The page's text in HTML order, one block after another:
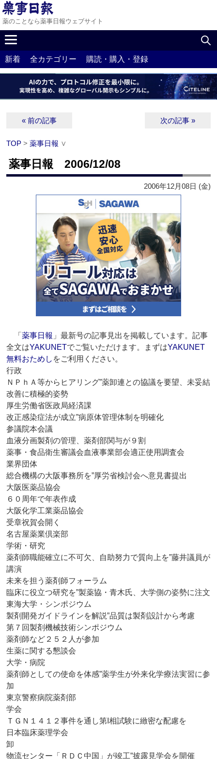
薬のことなら薬事日報ウェブサイト
新着 全カテゴリー 購読・購入・登録
« 前の記事 次の記事 »
TOP >薬事日報 ∨
薬事日報 2006/12/08
2006年12月08日 (金)
「薬事日報 」最新号の記事見出を掲載しています。記事
全文はYAKUNETでご覧いただけます。まずはYAKUNET
無料おためし をご利用ください。
行政
ＮＰｈＡ等からヒアリング”薬卸連との協議を要望、未妥結
改善に積極的姿勢
厚生労働省医政局経済課
改正感染症法が成立”病原体管理体制を明確化
参議院本会議
血液分画製剤の管理、薬剤部関与が９割
薬事・食品衛生審議会血液事業部会適正使用調査会
業界団体
総合機構の大阪事務所を”厚労省検討会へ意見書提出
大阪医薬品協会
６０周年で年表作成
大阪化学工業薬品協会
受章祝賀会開く
名古屋薬業倶楽部
学術・研究
薬剤師職能確立に不可欠、自助努力で質向上を”藤井議員が
講演
未来を担う薬剤師フォーラム
臨床に役立つ研究を”製薬協・青木氏、大学側の姿勢に注文
東海大学・シンポジウム
製剤開発ガイドラインを解説”品質は製剤設計から考慮
第７回製剤機械技術シンポジウム
薬剤師など２５２人が参加
生薬に関する懇談会
大学・病院
薬剤師としての使命を体感”薬学生が外来化学療法実習に参
加
東京警察病院薬剤部
学会
ＴＧＮ１４１２事件を通し第I相試験に緻密な配慮を
日本臨床薬理学会
卸
物流センター「ＲＤＣ中国」が竣工”披露見学会を開催